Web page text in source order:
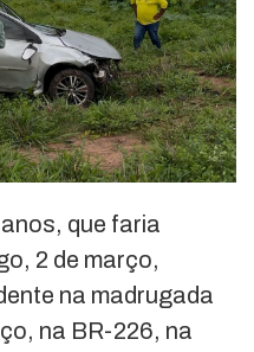
que faria
2 de março,
na madrugada
na BR-226, na